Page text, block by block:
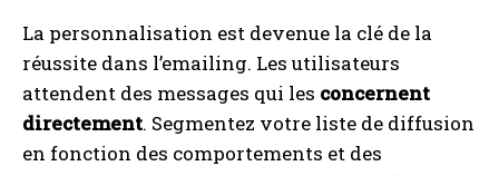
La personnalisation est devenue la clé de la
réussite dans l’emailing. Les utilisateurs
attendent des messages qui les concernent
directement. Segmentez votre liste de diffusion
en fonction des comportements et des